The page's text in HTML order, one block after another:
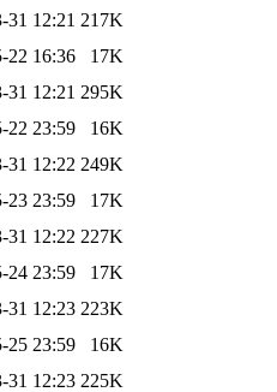
31 12:21 217K
22 16:36
17K
31 12:21 295K
22 23:59
16K
31 12:22 249K
23 23:59
17K
31 12:22 227K
24 23:59
17K
31 12:23 223K
25 23:59
16K
31 12:23 225K